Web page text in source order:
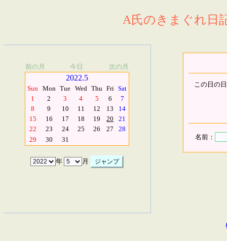
A氏のきまぐれ日
前の月 今日 次の月
2022.5
Sun Mon Tue Wed Thu Fri Sat
1
2 3 4 5 6
7
8
9 10 11 12 13
14
15
16 17 18 19 20
21
22
23 24 25 26 27
28
29
30 31
年 月
この日の
名前：